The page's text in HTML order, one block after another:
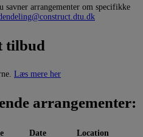
arrangementer om specifikke
construct.dtu.dk
tilbud
Læs mere her
arrangementer:
Date Location